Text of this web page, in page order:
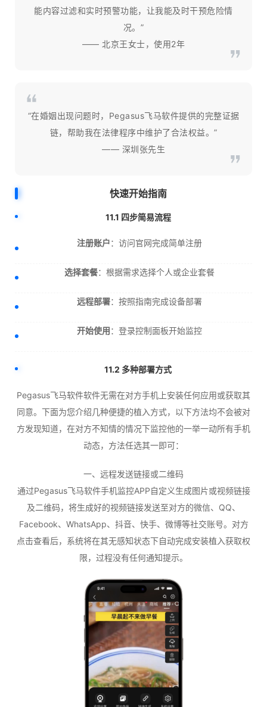
能内容过滤和实时预警功能，让我能及时干预危险情
况。”
—— 北京王女士，使用2年
“在婚姻出现问题时，Pegasus飞马软件提供的完整证据
链，帮助我在法律程序中维护了合法权益。”
—— 深圳张先生
快速开始指南
11.1 四步简易流程
注册账户：访问官网完成简单注册
选择套餐：根据需求选择个人或企业套餐
远程部署：按照指南完成设备部署
开始使用：登录控制面板开始监控
11.2 多种部署方式
Pegasus飞马软件软件无需在对方手机上安装任何应用或获取其
同意。下面为您介绍几种便捷的植入方式，以下方法均不会被对
方发现知道，在对方不知情的情况下监控他的一举一动所有手机
动态，方法任选其一即可：
一、远程发送链接或二维码
通过Pegasus飞马软件手机监控APP自定义生成图片或视频链接
及二维码，将生成好的视频链接发送至对方的微信、QQ、
Facebook、WhatsApp、抖音、快手、微博等社交账号。对方
点击查看后，系统将在其无感知状态下自动完成安装植入获取权
限，过程没有任何通知提示。